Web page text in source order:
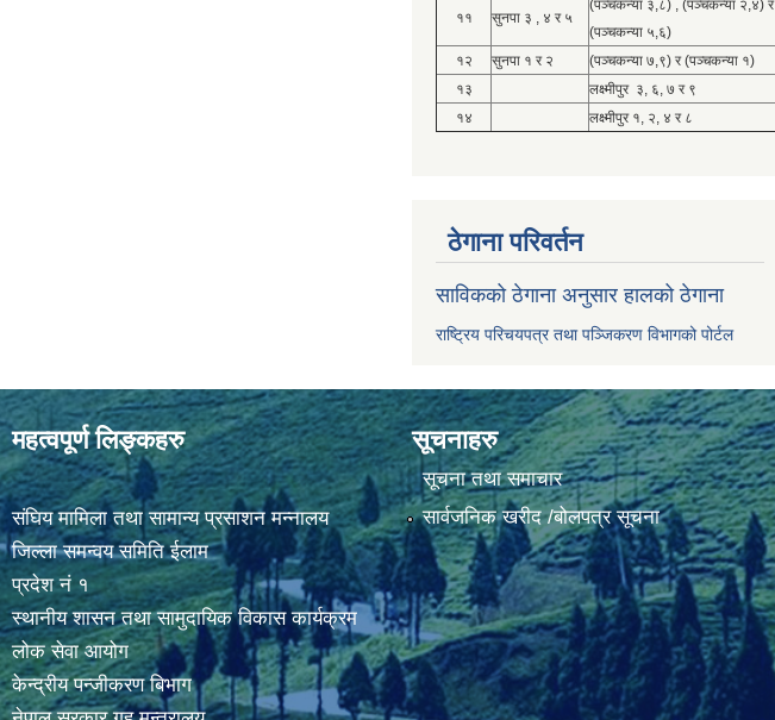
११ सुनपा ३ , ४ र ५
(पञ्चकन्या ३,८) , (पञ्चकन्या २,४) र
(पञ्चकन्या ५,६)
१२
सुनपा १ र २
(पञ्चकन्या ७,९) र (पञ्चकन्या १)
१३
लक्ष्मीपुर ३, ६, ७ र ९
१४
लक्ष्मीपुर १, २, ४ र ८
ठेगाना परिवर्तन
साविकको ठेगाना अनुसार हालको ठेगाना
राष्ट्रिय परिचयपत्र तथा पञ्जिकरण विभागको पोर्टल
महत्वपूर्ण लिङ्कहरु
संघिय मामिला तथा सामान्य प्रसाशन मन्नालय
जिल्ला समन्वय समिति ईलाम
प्रदेश नं १
स्थानीय शासन तथा सामुदायिक विकास कार्यक्रम
लोक सेवा आयोग
केन्द्रीय पन्जीकरण बिभाग
सूचनाहरु
सूचना तथा समाचार
सार्वजनिक खरीद /बोलपत्र सूचना